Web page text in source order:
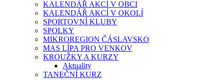
KALENDÁŘ AKCÍ V OBCI
KALENDÁŘ AKCÍ V OKOLÍ
SPORTOVNÍ KLUBY
SPOLKY
MIKROREGION ČÁSLAVSKO
MAS LÍPA PRO VENKOV
KROUŽKY A KURZY
Aktuality
TANEČNÍ KURZ